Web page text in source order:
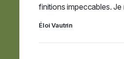
finitions impeccables.
Éloi Vautrin